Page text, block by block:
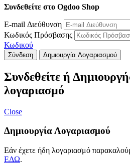
Συνδεθείτε στο Ogdoo Shop
E-mail Διεύθυνση
Κωδικός Πρόσβασης
Κωδικού
Σύνδεση Δημιουργία Λογαριασμού
Συνδεθείτε ή
λογαριασμό
Close
Δημιουργία Λογαριασμού
Εάν έχετε ήδη λογαριασμό
ΕΔΩ.